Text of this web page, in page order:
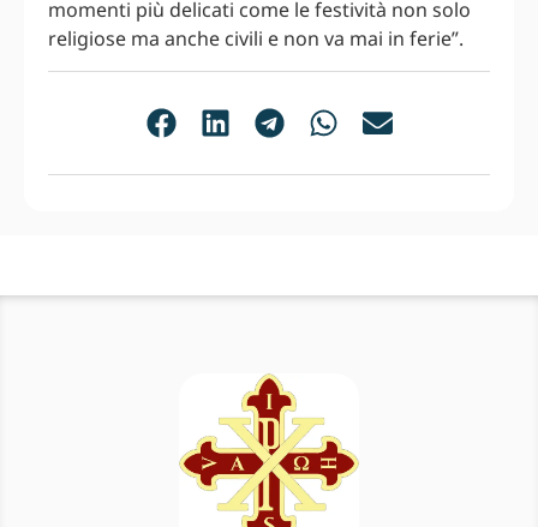
momenti più delicati come le festività non solo
religiose ma anche civili e non va mai in ferie”.